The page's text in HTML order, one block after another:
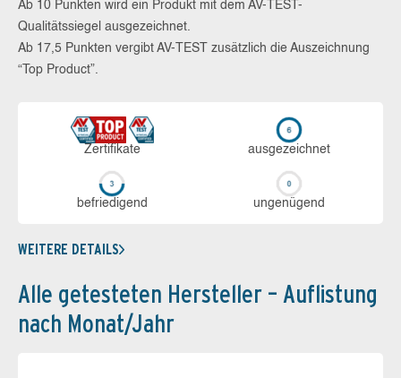
Ab 10 Punkten wird ein Produkt mit dem AV-TEST-
Qualitätssiegel ausgezeichnet.
Ab 17,5 Punkten vergibt AV-TEST zusätzlich die Auszeichnung
“Top Product”.
Zerti­fikate aus­ge­zeich­net
be­frie­di­gend un­ge­nü­gend
WEITERE DETAILS
Alle getesteten Hersteller – Auflistung
nach Monat/Jahr